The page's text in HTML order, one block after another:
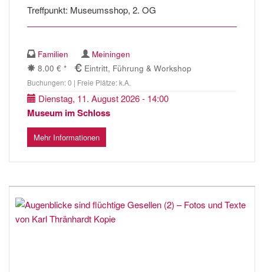
Treffpunkt: Museumsshop, 2. OG
Familien
Meiningen
8.00 € *
Eintritt, Führung & Workshop
Buchungen: 0 | Freie Plätze: k.A.
Dienstag, 11. August 2026 - 14:00
Museum im Schloss
Mehr Informationen